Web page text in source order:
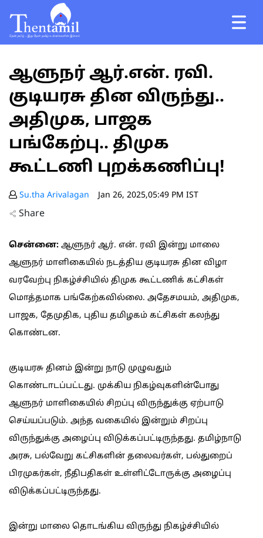
ஆளுநர் ஆர்.என். ரவி.
குடியரசு தின விருந்து..
அதிமுக, பாஜக
பங்கேற்பு.. திமுக
கூட்டணி புறக்கணிப்பு!
Su.tha Arivalagan Jan 26, 2025,05:49 PM IST
Share
சென்னை: ஆளுநர் ஆர். என். ரவி இன்று மாலை
ஆளுநர் மாளிகையில் நடத்திய குடியரசு தின விழா
வரவேற்பு நிகழ்ச்சியில் திமுக கூட்டணிக் கட்சிகள்
மொத்தமாக பங்கேற்கவில்லை. அதேசமயம், அதிமுக,
பாஜக, தேமுதிக, புதிய தமிழகம் கட்சிகள் கலந்து
கொண்டன.
குடியரசு தினம் இன்று நாடு முழுவதும்
கொண்டாடப்பட்டது. முக்கிய நிகழ்வுகளின்போது
ஆளுநர் மாளிகையில் சிறப்பு விருந்துக்கு ஏற்பாடு
செய்யப்படும். அந்த வகையில் இன்றும் சிறப்பு
விருந்துக்கு அழைப்பு விடுக்கப்பட்டிருந்தது. தமிழ்நாடு
அரசு, பல்வேறு கட்சிகளின் தலைவர்கள், பல்துறைப்
பிரமுகர்கள், நீதிபதிகள் உள்ளிட்டோருக்கு அழைப்பு
விடுக்கப்பட்டிருந்தது.
இன்று மாலை தொடங்கிய விருந்து நிகழ்ச்சியில்